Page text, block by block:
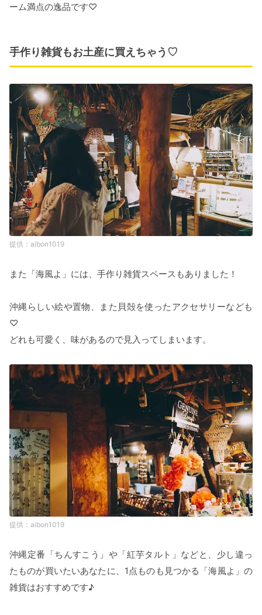
ーム満点の逸品です♡
手作り雑貨もお土産に買えちゃう♡
aibon1019
また「海風よ」には、手作り雑貨スペースもありました！
沖縄らしい絵や置物、また貝殻を使ったアクセサリーなども
♡
どれも可愛く、味があるので見入ってしまいます。
aibon1019
沖縄定番「ちんすこう」や「紅芋タルト」などと、少し違っ
たものが買いたいあなたに、1点ものも見つかる「海風よ」の
雑貨はおすすめです♪